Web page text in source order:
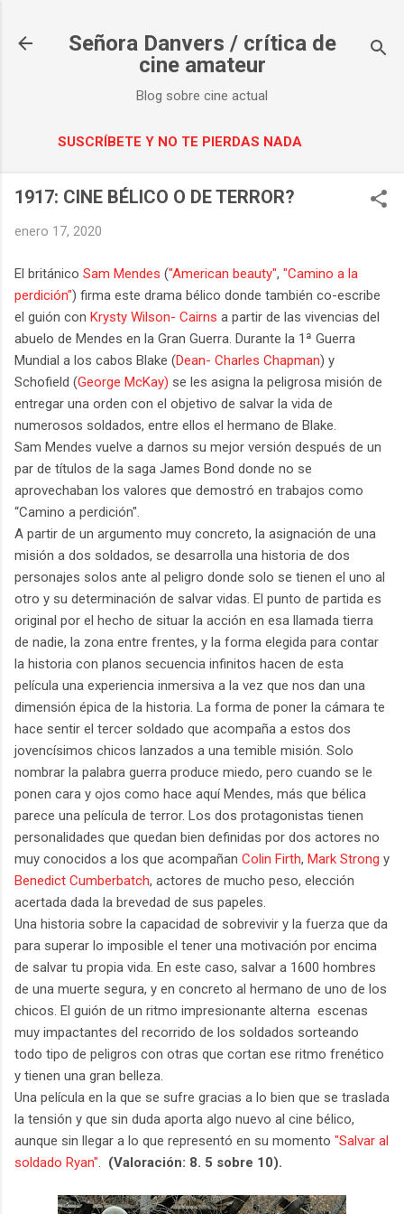
Señora Danvers / crítica de
cine amateur
Blog sobre cine actual
SUSCRÍBETE Y NO TE PIERDAS NADA
1917: CINE BÉLICO O DE TERROR?
enero 17, 2020
El británico Sam Mendes ("American beauty", "Camino a la
perdición") firma este drama bélico donde también co-escribe
el guión con Krysty Wilson- Cairns a partir de las vivencias del
abuelo de Mendes en la Gran Guerra. Durante la 1ª Guerra
Mundial a los cabos Blake (Dean- Charles Chapman) y
Schofield (George McKay) se les asigna la peligrosa misión de
entregar una orden con el objetivo de salvar la vida de
numerosos soldados, entre ellos el hermano de Blake.
Sam Mendes vuelve a darnos su mejor versión después de un
par de títulos de la saga James Bond donde no se
aprovechaban los valores que demostró en trabajos como
“Camino a perdición".
A partir de un argumento muy concreto, la asignación de una
misión a dos soldados, se desarrolla una historia de dos
personajes solos ante al peligro donde solo se tienen el uno al
otro y su determinación de salvar vidas. El punto de partida es
original por el hecho de situar la acción en esa llamada tierra
de nadie, la zona entre frentes, y la forma elegida para contar
la historia con planos secuencia infinitos hacen de esta
película una experiencia inmersiva a la vez que nos dan una
dimensión épica de la historia. La forma de poner la cámara te
hace sentir el tercer soldado que acompaña a estos dos
jovencísimos chicos lanzados a una temible misión. Solo
nombrar la palabra guerra produce miedo, pero cuando se le
ponen cara y ojos como hace aquí Mendes, más que bélica
parece una película de terror. Los dos protagonistas tienen
personalidades que quedan bien definidas por dos actores no
muy conocidos a los que acompañan Colin Firth, Mark Strong y
Benedict Cumberbatch, actores de mucho peso, elección
acertada dada la brevedad de sus papeles.
Una historia sobre la capacidad de sobrevivir y la fuerza que da
para superar lo imposible el tener una motivación por encima
de salvar tu propia vida. En este caso, salvar a 1600 hombres
de una muerte segura, y en concreto al hermano de uno de los
chicos. El guión de un ritmo impresionante alterna escenas
muy impactantes del recorrido de los soldados sorteando
todo tipo de peligros con otras que cortan ese ritmo frenético
y tienen una gran belleza.
Una película en la que se sufre gracias a lo bien que se traslada
la tensión y que sin duda aporta algo nuevo al cine bélico,
aunque sin llegar a lo que representó en su momento "Salvar al
soldado Ryan"
(Valoración: 8. 5 sobre 10).